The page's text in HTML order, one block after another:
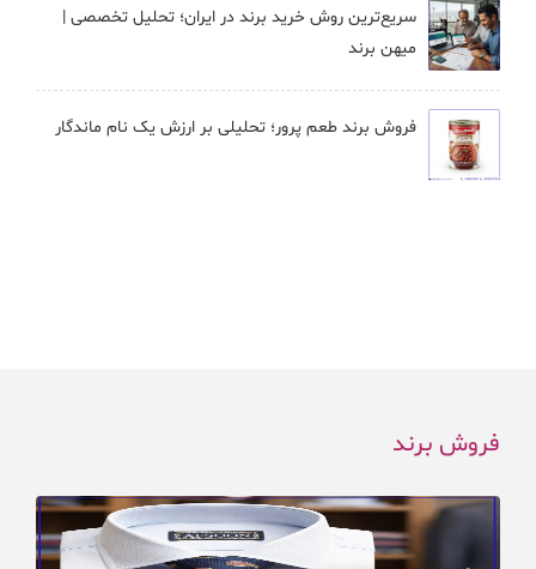
سریع‌ترین روش خرید برند در ایران؛ تحلیل تخصصی |
میهن برند
فروش برند طعم پرور؛ تحلیلی بر ارزش یک نام ماندگار
فروش برند